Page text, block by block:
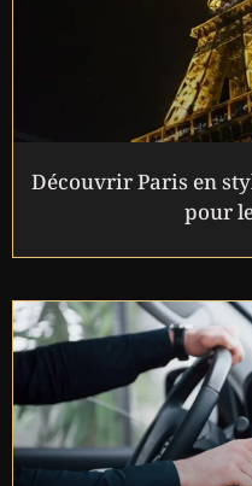
Découvrir Paris en
pour